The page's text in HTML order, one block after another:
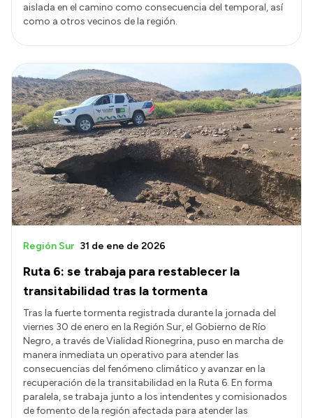
aislada en el camino como consecuencia del temporal, así
como a otros vecinos de la región.
Ruta 6: se trabaja para restablecer la
transitabilidad tras la tormenta
Región Sur 31 de ene de 2026
Tras la fuerte tormenta registrada durante la jornada del
viernes 30 de enero en la Región Sur, el Gobierno de Río
Negro, a través de Vialidad Rionegrina, puso en marcha de
manera inmediata un operativo para atender las
consecuencias del fenómeno climático y avanzar en la
recuperación de la transitabilidad en la Ruta 6. En forma
paralela, se trabaja junto a los intendentes y comisionados
de fomento de la región afectada para atender las